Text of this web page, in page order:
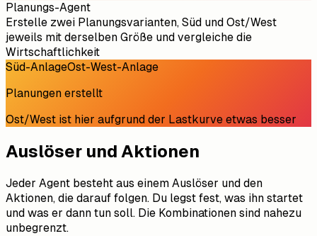
Planungs-Agent
Erstelle zwei Planungsvarianten, Süd und Ost/West
jeweils mit derselben Größe und vergleiche die
Wirtschaftlichkeit
Süd-AnlageOst-West-Anlage
Planungen erstellt
Ost/West ist hier aufgrund der Lastkurve etwas besser
Auslöser und Aktionen
Jeder Agent besteht aus einem Auslöser und den
Aktionen, die darauf folgen. Du legst fest, was ihn startet
und was er dann tun soll. Die Kombinationen sind nahezu
unbegrenzt.